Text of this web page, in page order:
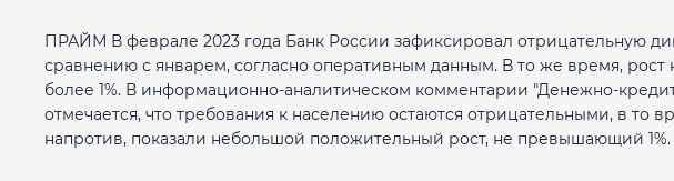
ПРАЙМ В феврале 2023 года Банк России зафиксировал отрицательную
сравнению с январем, согласно оперативным данным. В то же время,
более 1%. В информационно-аналитическом комментарии "Денежно-
отмечается, что требования к населению остаются отрицательными, в то
напротив, показали небольшой положительный рост, не превышающий 1%.